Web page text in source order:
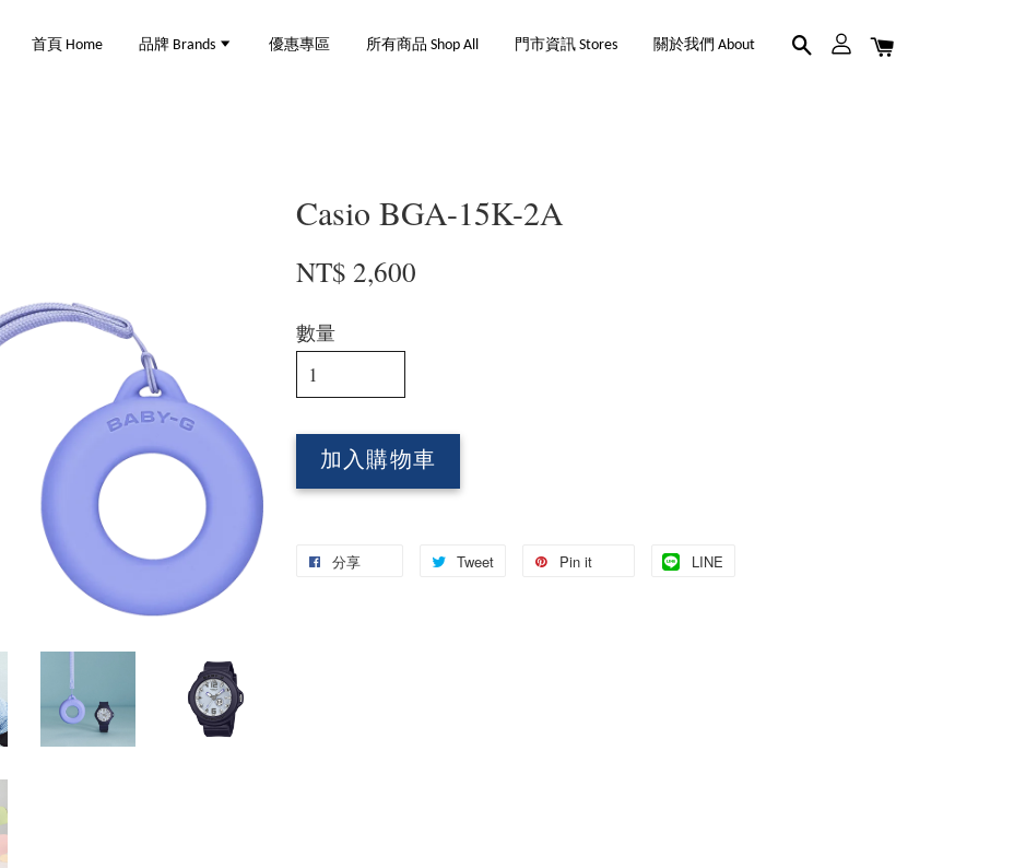
首頁 Home 品牌 Brands 優惠專區 所有商品 Shop All 門市資訊 Stores 關於我們 About
Casio BGA-15K-2A
NT$ 2,600
數量
加入購物車
分享 Tweet Pin it LINE